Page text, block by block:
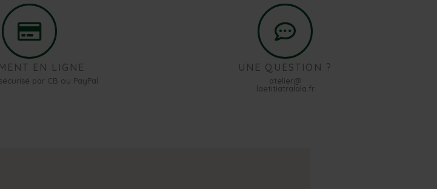
EN LIGNE
par CB ou PayPal
UNE QUESTION ?
atelier@
laetitiatralala.fr